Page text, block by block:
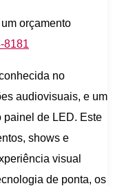
orçamento
8181
no
audiovisuais, e um
painel de LED. Este
shows e
visual
de ponta, os